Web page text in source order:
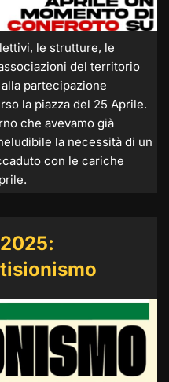
le strutture, le
del territorio
partecipazione
la piazza del 25 Aprile.
che avevamo già
la necessità di un
con le cariche